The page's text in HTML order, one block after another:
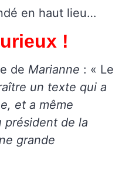
en haut lieu…
!
de Marianne : « Le
un texte qui a
et a même
président de la
grande